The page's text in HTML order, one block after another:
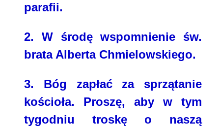
parafii.
2. W środę wspomnienie św.
brata Alberta Chmielowskiego.
3. Bóg zapłać za sprzątanie
kościoła. Proszę, aby w tym
tygodniu troskę o naszą